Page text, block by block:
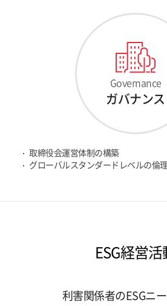
Governance
ガバナンス
取締役会運営体制の構築
グローバルスタンダードレベルの倫
ESG経営
利害関係者のESGニ